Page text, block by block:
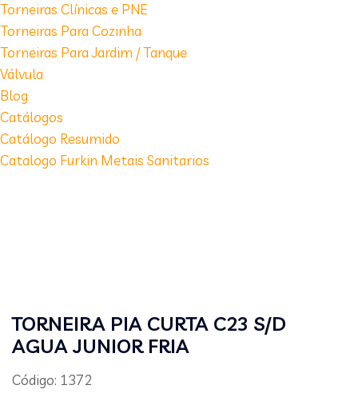
Torneiras Clínicas e PNE
Torneiras Para Cozinha
Torneiras Para Jardim / Tanque
Válvula
Blog
Catálogos
Catálogo Resumido
Catalogo Furkin Metais Sanitarios
TORNEIRA PIA CURTA C23 S/D
AGUA JUNIOR FRIA
Código: 1372